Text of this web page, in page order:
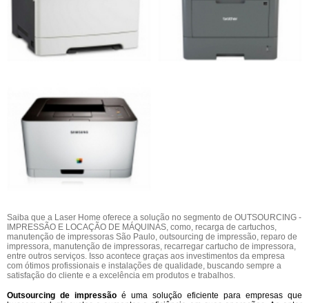
Saiba que a Laser Home oferece a solução no segmento de OUTSOURCING -
IMPRESSÃO E LOCAÇÃO DE MÁQUINAS, como, recarga de cartuchos,
manutenção de impressoras São Paulo, outsourcing de impressão, reparo de
impressora, manutenção de impressoras, recarregar cartucho de impressora,
entre outros serviços. Isso acontece graças aos investimentos da empresa
com ótimos profissionais e instalações de qualidade, buscando sempre a
satisfação do cliente e a excelência em produtos e trabalhos.
Outsourcing de impressão é uma solução eficiente para empresas que